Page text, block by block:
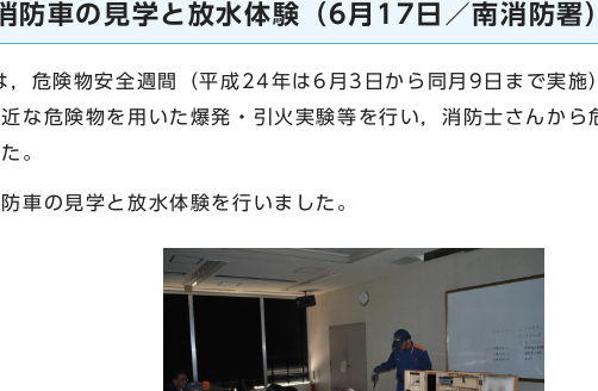
防車の見学と放水体験（6月17日／南消防署
危険物安全週間（平成24年は6月3日から同月9日まで実施
な危険物を用いた爆発・引火実験等を行い，消防士さんから
。
車の見学と放水体験を行いました。